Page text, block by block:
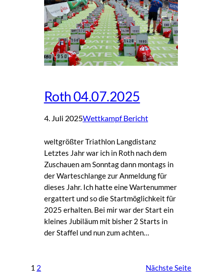
Roth 04.07.2025
4. Juli 2025Wettkampf Bericht
weltgrößter Triathlon Langdistanz
Letztes Jahr war ich in Roth nach dem
Zuschauen am Sonntag dann montags in
der Warteschlange zur Anmeldung für
dieses Jahr. Ich hatte eine Wartenummer
ergattert und so die Startmöglichkeit für
2025 erhalten. Bei mir war der Start ein
kleines Jubiläum mit bisher 2 Starts in
der Staffel und nun zum achten…
1 2 Nächste Seite